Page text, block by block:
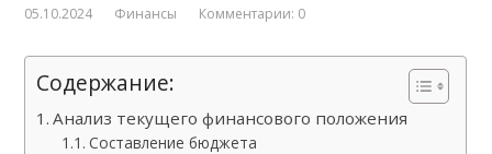
05.10.2024 Финансы Комментарии: 0
Содержание:
Анализ текущего финансового положения
Составление бюджета